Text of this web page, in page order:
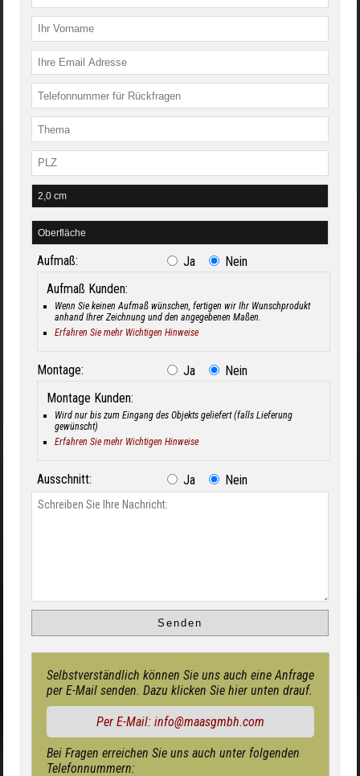
Aufmaß: Ja
Nein
Aufmaß Kunden:
Wenn Sie keinen Aufmaß wünschen, fertigen wir Ihr Wunschprodukt
anhand Ihrer Zeichnung und den angegebenen Maßen.
Erfahren Sie mehr Wichtigen Hinweise
Montage: Ja
Nein
Montage Kunden:
Wird nur bis zum Eingang des Objekts geliefert (falls Lieferung
gewünscht)
Erfahren Sie mehr Wichtigen Hinweise
Ausschnitt: Ja Nein
Selbstverständlich können Sie uns auch eine Anfrage
per E-Mail senden. Dazu klicken Sie hier unten drauf.
Per E-Mail: info@maasgmbh.com
Bei Fragen erreichen Sie uns auch unter folgenden
Telefonnummern: